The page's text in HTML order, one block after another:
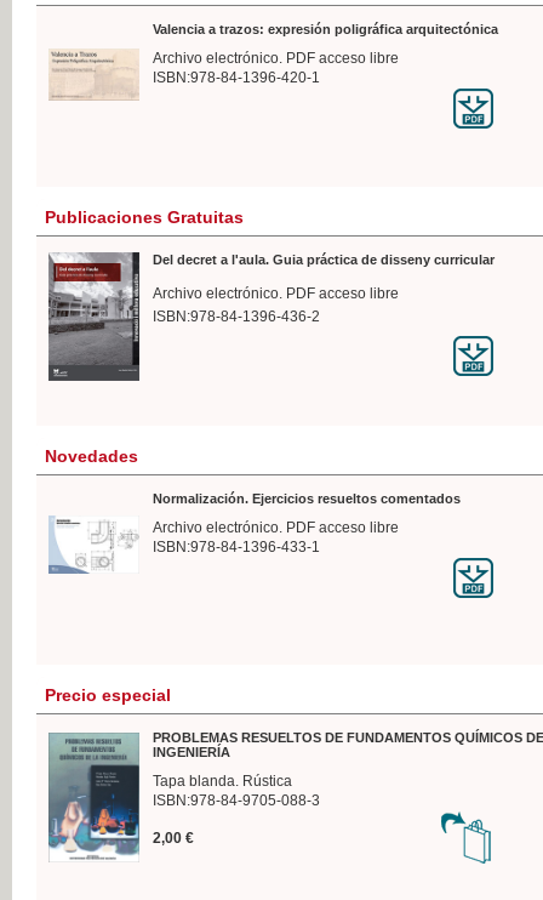
Valencia a trazos: expresión poligráfica arquitectónica
Archivo electrónico. PDF acceso libre
ISBN:978-84-1396-420-1
Publicaciones Gratuitas
Del decret a l'aula. Guia práctica de disseny curricular
Archivo electrónico. PDF acceso libre
ISBN:978-84-1396-436-2
Novedades
Normalización. Ejercicios resueltos comentados
Archivo electrónico. PDF acceso libre
ISBN:978-84-1396-433-1
Precio especial
PROBLEMAS RESUELTOS DE FUNDAMENTOS QUÍMICOS
INGENIERÍA
Tapa blanda. Rústica
ISBN:978-84-9705-088-3
2,00 €